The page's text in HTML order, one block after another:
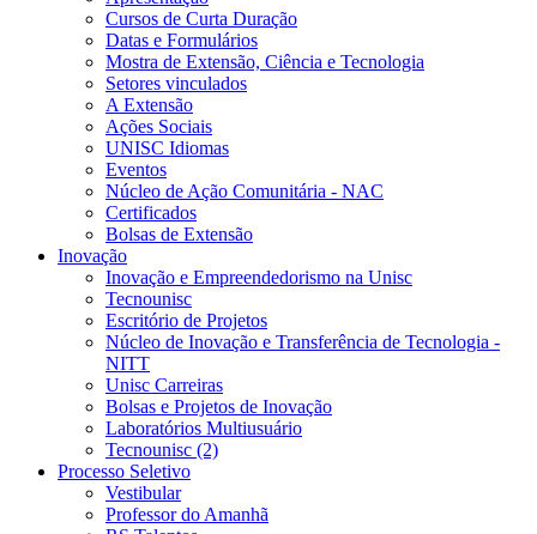
Cursos de Curta Duração
Datas e Formulários
Mostra de Extensão, Ciência e Tecnologia
Setores vinculados
A Extensão
Ações Sociais
UNISC Idiomas
Eventos
Núcleo de Ação Comunitária - NAC
Certificados
Bolsas de Extensão
Inovação
Inovação e Empreendedorismo na Unisc
Tecnounisc
Escritório de Projetos
Núcleo de Inovação e Transferência de Tecnologia -
NITT
Unisc Carreiras
Bolsas e Projetos de Inovação
Laboratórios Multiusuário
Tecnounisc (2)
Processo Seletivo
Vestibular
Professor do Amanhã